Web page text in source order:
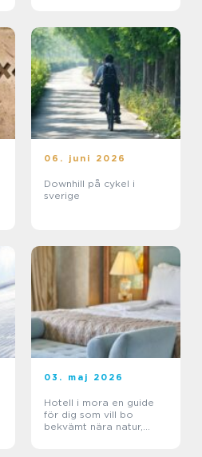
06. juni 2026
Downhill på cykel i
sverige
03. maj 2026
Hotell i mora en guide
för dig som vill bo
bekvämt nära natur,